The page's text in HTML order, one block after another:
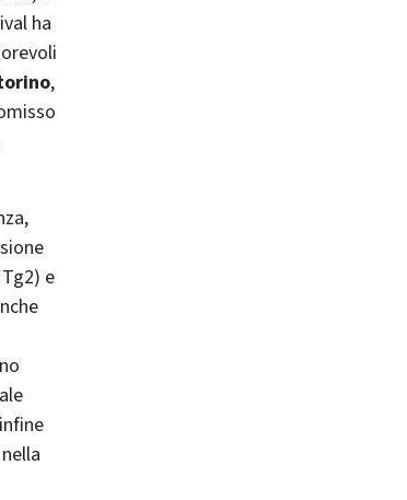
ha
,
e